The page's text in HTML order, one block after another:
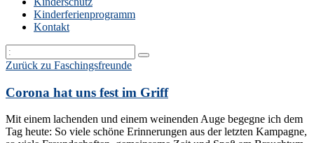
Kinderferienprogramm
Kontakt
Zurück zu Faschingsfreunde
Corona hat uns fest im Griff
Mit einem lachenden und einem weinenden Auge begegne ich dem
Tag heute: So viele schöne Erinnerungen aus der letzten Kampagne,